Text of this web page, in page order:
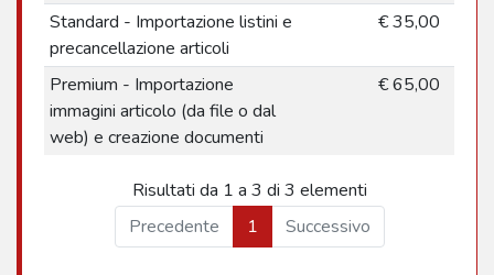
Standard - Importazione listini e
precancellazione articoli
€ 35,00
Premium - Importazione
immagini articolo (da file o dal
web) e creazione documenti
€ 65,00
Risultati da 1 a 3 di 3 elementi
Precedente
1 Successivo